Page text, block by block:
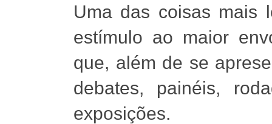
Uma das coisas mais
estímulo ao maior
que, além de se
debates, painéis,
exposições.